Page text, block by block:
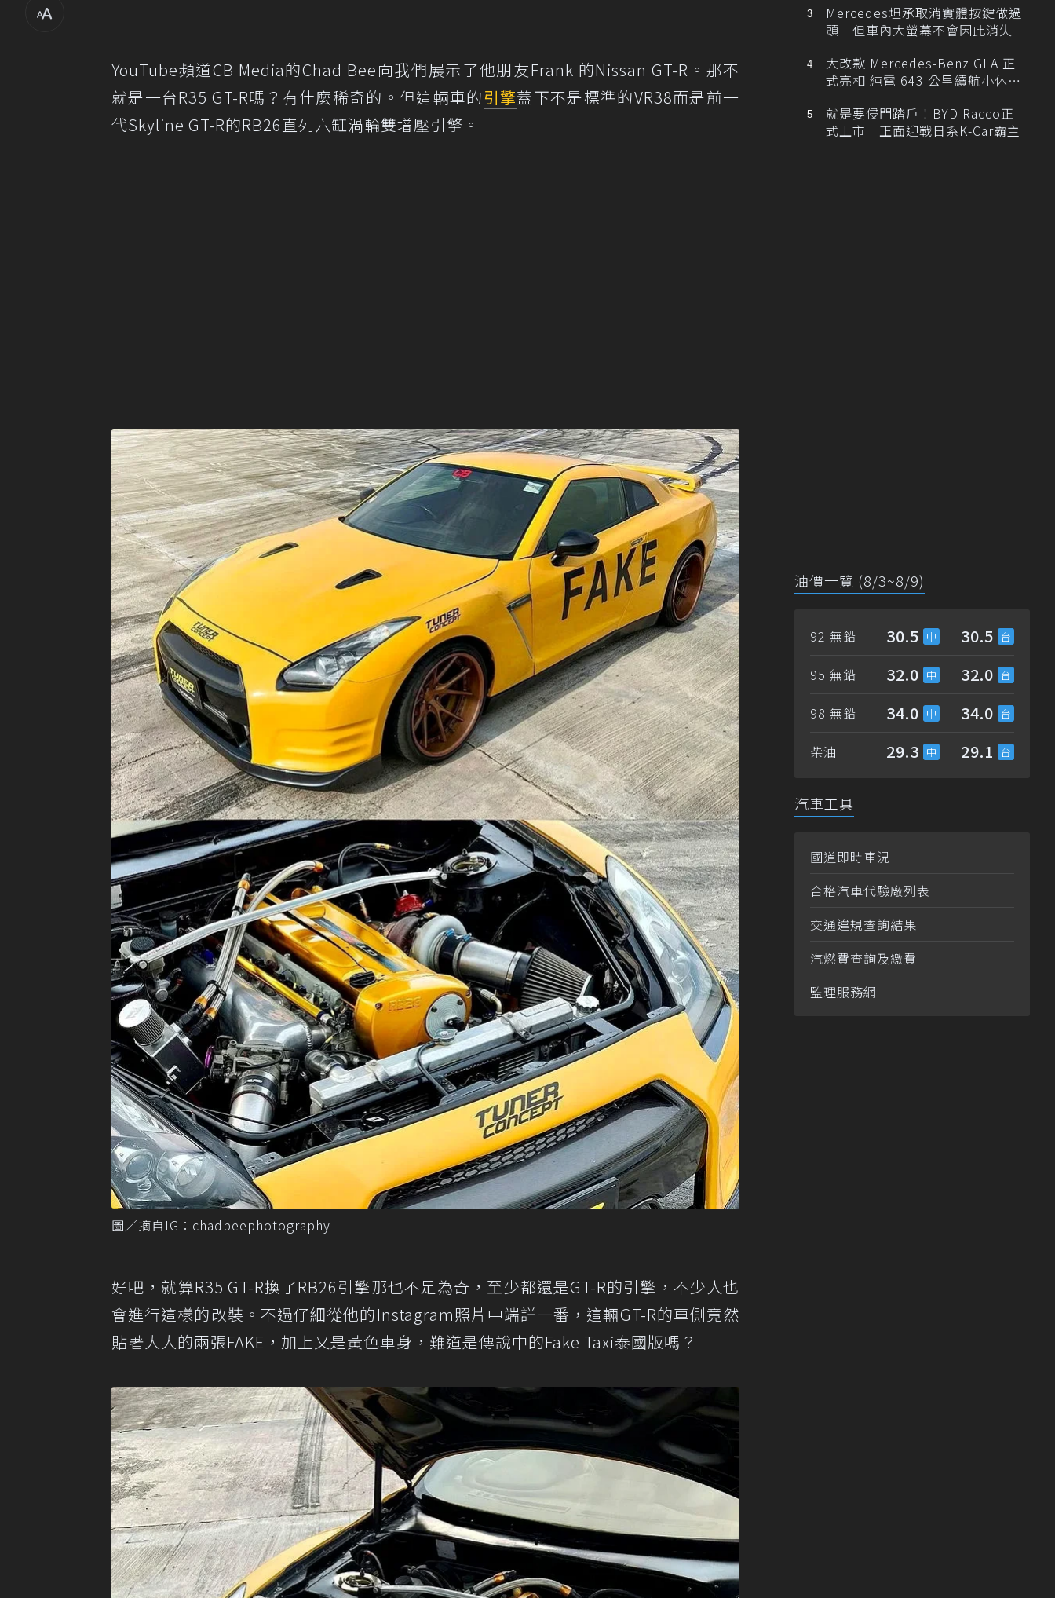
YouTube頻道CB Media的Chad Bee向我們展示了他朋友Frank 的Nissan GT-R。那不
就是一台R35 GT-R嗎？有什麼稀奇的。但這輛車的引擎蓋下不是標準的VR38而是前一
代Skyline GT-R的RB26直列六缸渦輪雙增壓引擎。
圖／摘自IG：chadbeephotography
好吧，就算R35 GT-R換了RB26引擎那也不足為奇，至少都還是GT-R的引擎，不少人也
會進行這樣的改裝。不過仔細從他的Instagram照片中端詳一番，這輛GT-R的車側竟然
貼著大大的兩張FAKE，加上又是黃色車身，難道是傳說中的Fake Taxi泰國版嗎？
Mercedes坦承取消實體按鍵做過
頭 但車內大螢幕不會因此消失
大改款 Mercedes-Benz GLA 正
式亮相 純電 643 公里續航小休
就是要侵門踏戶！BYD Racco正
式上市 正面迎戰日系K-Car霸主
油價一覽 (8/3~8/9)
92 無鉛 30.5 30.5
95 無鉛 32.0 32.0
98 無鉛 34.0 34.0
柴油 29.3 29.1
汽車工具
國道即時車況
合格汽車代驗廠列表
交通違規查詢結果
汽燃費查詢及繳費
監理服務網